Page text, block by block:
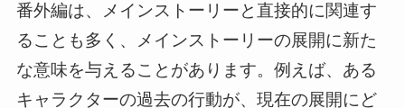
番外編は、メインストーリーと直接的に関連す
ることも多く、メインストーリーの展開に新た
な意味を与えることがあります。例えば、ある
キャラクターの過去の行動が、現在の展開にど